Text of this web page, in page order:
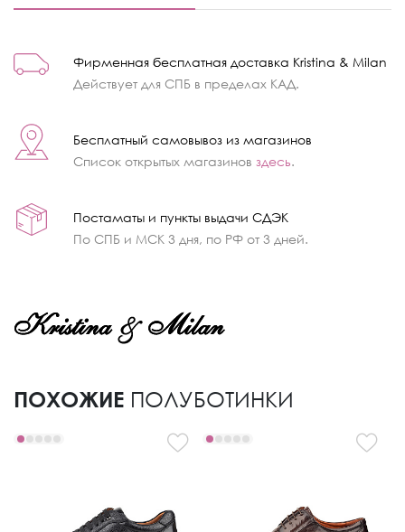
Фирменная бесплатная доставка Kristina & Milan
Действует для СПБ в пределах КАД.
Бесплатный самовывоз из магазинов
Список открытых магазинов здесь.
Постаматы и пункты выдачи СДЭК
По СПБ и МСК 3 дня, по РФ от 3 дней.
ПОХОЖИЕ ПОЛУБОТИНКИ